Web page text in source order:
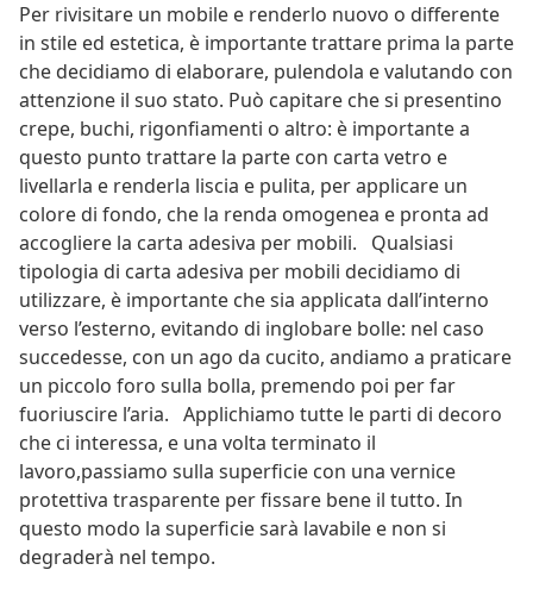
Per rivisitare un mobile e renderlo nuovo o differente
in stile ed estetica, è importante trattare prima la parte
che decidiamo di elaborare, pulendola e valutando con
attenzione il suo stato. Può capitare che si presentino
crepe, buchi, rigonfiamenti o altro: è importante a
questo punto trattare la parte con carta vetro e
livellarla e renderla liscia e pulita, per applicare un
colore di fondo, che la renda omogenea e pronta ad
accogliere la carta adesiva per mobili. Qualsiasi
tipologia di carta adesiva per mobili decidiamo di
utilizzare, è importante che sia applicata dall’interno
verso l’esterno, evitando di inglobare bolle: nel caso
succedesse, con un ago da cucito, andiamo a praticare
un piccolo foro sulla bolla, premendo poi per far
fuoriuscire l’aria. Applichiamo tutte le parti di decoro
che ci interessa, e una volta terminato il
lavoro,passiamo sulla superficie con una vernice
protettiva trasparente per fissare bene il tutto. In
questo modo la superficie sarà lavabile e non si
degraderà nel tempo.